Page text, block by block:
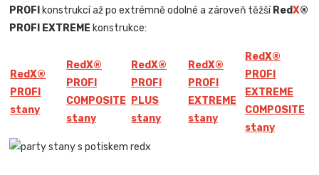
PROFI konstrukcí až po extrémně odolné a zároveň těžší RedX®
PROFI EXTREME konstrukce:
RedX®
PROFI
stany
RedX®
PROFI
COMPOSITE
stany
RedX®
PROFI
PLUS
stany
RedX®
PROFI
EXTREME
stany
RedX®
PROFI
EXTREME
COMPOSITE
stany